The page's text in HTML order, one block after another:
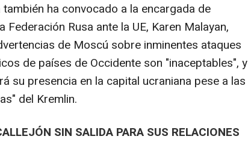
ha convocado a la encargada de
Rusa ante la UE, Karen Malayan,
de Moscú sobre inminentes ataques
de países de Occidente son "inaceptables", y
su presencia en la capital ucraniana pese a las
del Kremlin.
SIN SALIDA PARA SUS RELACIONES